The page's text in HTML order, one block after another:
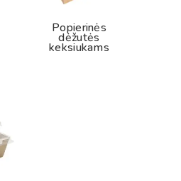
Popierinės
dėžutės
keksiukams